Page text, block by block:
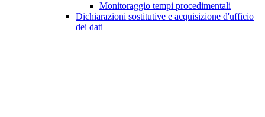
Monitoraggio tempi procedimentali
Dichiarazioni sostitutive e acquisizione d'ufficio
dei dati